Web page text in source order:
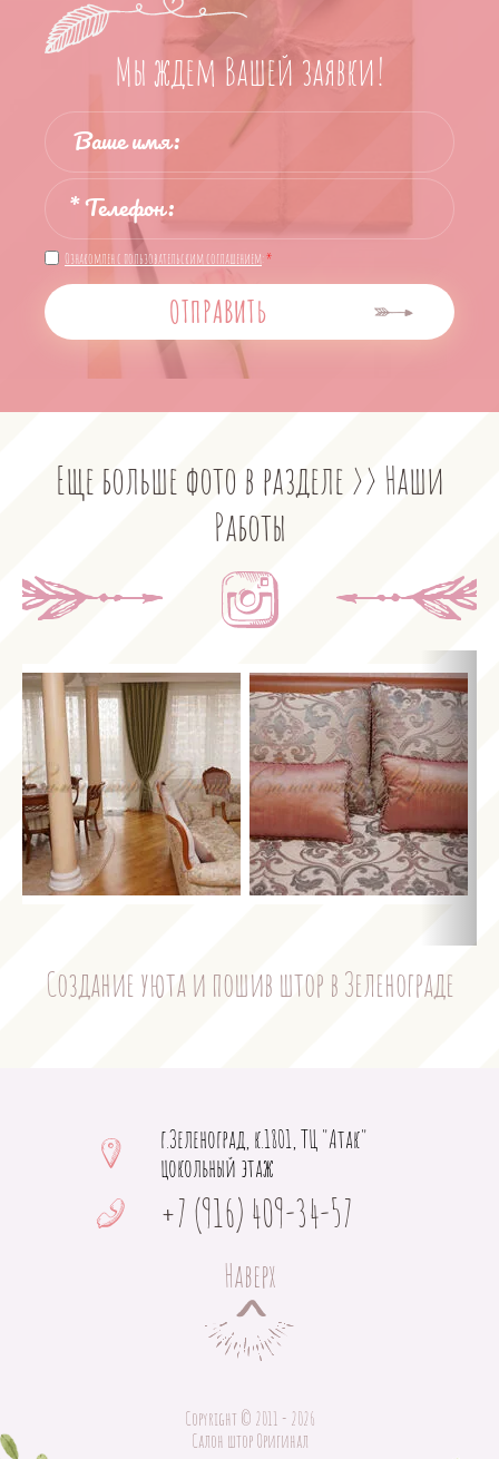
Мы ждем Вашей заявки!
Ознакомлен с пользовательским соглашением:*
ОТПРАВИТЬ
Еще больше фото в разделе >> Наши
Работы
Создание уюта и пошив штор в Зеленограде
г.Зеленоград, к.1801, ТЦ "Атак"
цокольный этаж
+7 (916) 409-34-57
Наверх
Copyright © 2011 - 2026
Салон штор Оригинал